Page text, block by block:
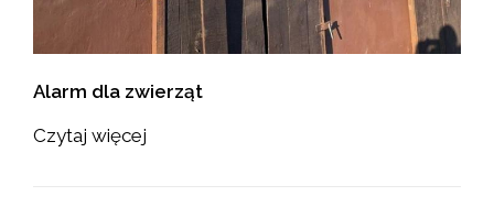
Alarm dla zwierząt
Czytaj więcej